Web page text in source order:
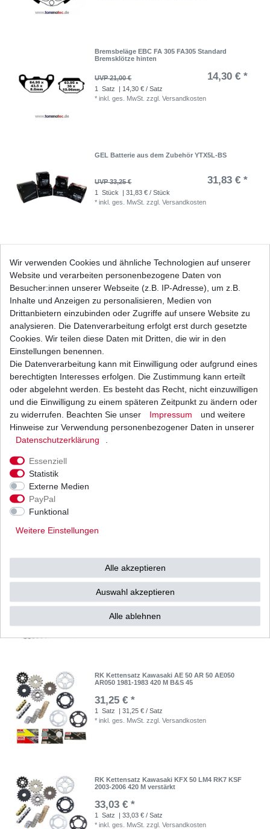
Bremsbeläge EBC FA 305 FA305 Standard
Bremsklötze hinten
UVP 21,00 € 14,30 € *
1 Satz
| 14,30 € / Satz
*inkl. ges. MwSt. zzgl.Versandkosten
GEL Batterie aus dem Zubehör YTX5L-BS
UVP 33,25 € 31,83 € *
1 Stück
| 31,83 € / Stück
*inkl. ges. MwSt. zzgl.Versandkosten
Kupplung EBC Kawasaki AE 50 AR 50 AE050A
AR050A 1981-1983
UVP 28,63 € 23,19 € *
| 23,19 € / Satz
inkl. ges. MwSt. Versandkosten
Kupplung Kawasaki KDX 50 A 2003-2006
UVP 22,04 € 17,85 € *
1 Satz | 17,85 € / Satz
inkl. ges. MwSt. zzgl.
RK Kette 420 Standard 78 Glieder offen B&S
9,61 € *
1 Stück | 9,61 € / Stück
inkl. ges. MwSt.zzgl.
RK Kettensatz Kawasaki AE 50 AR 50 AE050
AR050 1981-1983 420 M B&S 45
31,25 € *
1 Satz
| 31,25 € / Satz
*inkl. ges. MwSt. zzgl.Versandkosten
RK Kettensatz Kawasaki KFX 50 LM4 RK7 KSF
2003-2006 420 M verstärkt
33,03 € *
1 Satz
| 33,03 € / Satz
*inkl. ges. MwSt. zzgl.Versandkosten
Wir verwenden Cookies und ähnliche Technologien auf unserer
Website und verarbeiten personenbezogene Daten von
Besucher:innen unserer Webseite (z.B. IP-Adresse), um z.B.
Inhalte und Anzeigen zu personalisieren, Medien von
Drittanbietern einzubinden oder Zugriffe auf unsere Website zu
analysieren. Die Datenverarbeitung erfolgt erst durch gesetzte
Cookies. Wir teilen diese Daten mit Dritten, die wir in den
Einstellungen benennen.
Die Datenverarbeitung kann mit Einwilligung oder aufgrund eines
berechtigten Interesses erfolgen. Die Zustimmung kann erteilt
oder abgelehnt werden. Es besteht das Recht, nicht einzuwilligen
und die Einwilligung zu einem späteren Zeitpunkt zu ändern oder
zu widerrufen. Beachten Sie unser
Impressum
und weitere
Hinweise zur Verwendung personenbezogener Daten in unserer
Daten­schutz­erklärung
Essenziell
Statistik
Externe Medien
PayPal
Funktional
Weitere Einstellungen
Alle akzeptieren
Auswahl akzeptieren
Alle ablehnen